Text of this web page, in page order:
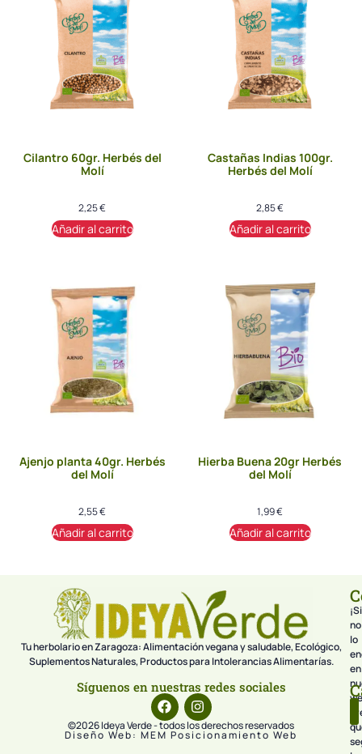
Cilantro 60gr. Herbés del
Molí
2,25€
Añadir al carrito
Castañas Indias 100gr.
Herbés del Molí
2,85€
Añadir al carrito
Ajenjo planta 40gr. Herbés
del Molí
2,55€
Añadir al carrito
Hierba Buena 20gr Herbés
del Molí
1,99€
Añadir al carrito
Tu herbolario en Zaragoza: Alimentación vegana y saludable, Ecológico,
Suplementos Naturales, Productos para Intolerancias Alimentarías.
Síguenos en nuestras redes sociales
©2026 Ideya Verde - todos los derechos reservados
Diseño Web: MEM Posicionamiento Web
¡Si
no
lo
en